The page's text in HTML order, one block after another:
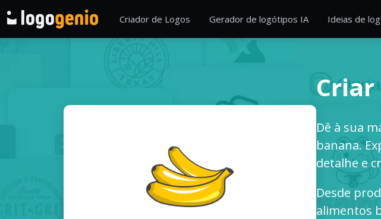
Criador de Logos Gerador de logótipos IA Ideias de
Dê à sua
banana.
detalhe e
Desde
alimentos